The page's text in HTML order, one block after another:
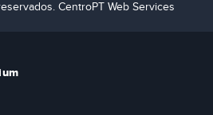
CentroPT Web Services